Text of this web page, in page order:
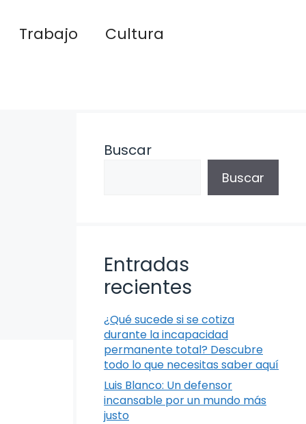
Trabajo
Cultura
Buscar
Buscar
Entradas
recientes
¿Qué sucede si se cotiza
durante la incapacidad
permanente total? Descubre
todo lo que necesitas saber aquí
Luis Blanco: Un defensor
incansable por un mundo más
justo